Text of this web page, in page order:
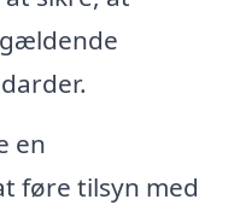
en
føre tilsyn med